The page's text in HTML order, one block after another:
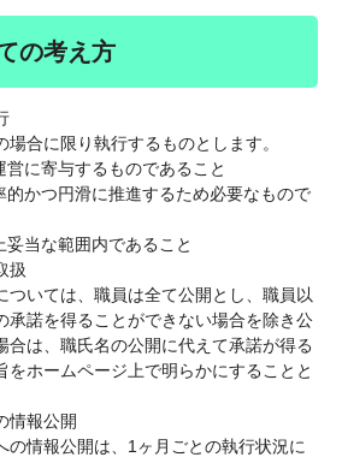
の考え方
場合に限り執行するものとします。
営に寄与するものであること
的かつ円滑に推進するため必要なもので
妥当な範囲内であること
扱
いては、職員は全て公開とし、職員以
承諾を得ることができない場合を除き公
合は、職氏名の公開に代えて承諾が得る
をホームページ上で明らかにすることと
情報公開
情報公開は、1ヶ月ごとの執行状況に